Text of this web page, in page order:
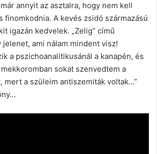
annyit az asztalra, hogy nem kell
finomkodnia. A kevés zsidó származású
igazán kedvelek. „Zelig” című
ami nálam mindent visz!
a pszichoanalitikusánál a kanapén, és
sokat szenvedtem a
mert a szüleim antiszemiták voltak…”